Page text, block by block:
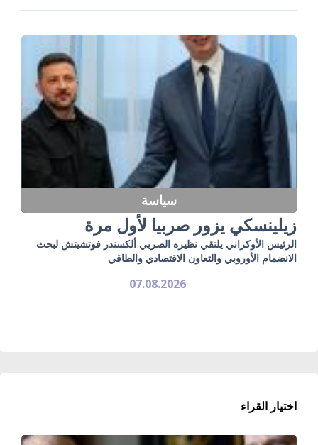
سياسة
زيلينسكي يزور صربيا لأول مرة
الرئيس الأوكراني يلتقي نظيره الصربي ألكسندر فوتشيتش لبحث
الانضمام الأوروبي والتعاون الاقتصادي والطاقي
07.08.2026
اختيار القراء